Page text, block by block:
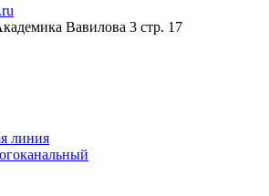
Вавилова 3 стр. 17
линия